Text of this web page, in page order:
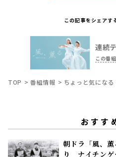
この記事をシェアす
連続
この番
TOP 番組情報 ちょっと気にな
おすす
朝ドラ「風、
り ナイチンゲ